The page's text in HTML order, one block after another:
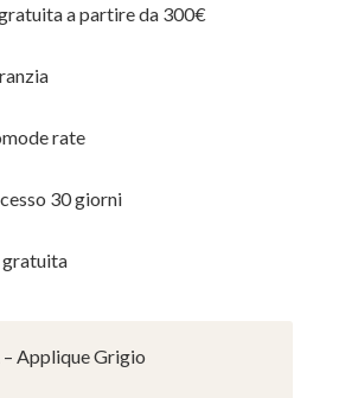
a partire da 300€
rate
30 giorni
gratuita
Applique Grigio